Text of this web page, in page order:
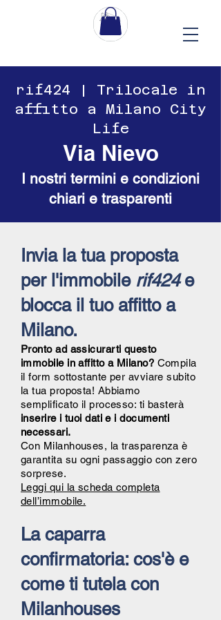
​​rif424 | Trilocale in
affitto a Milano City
Life
Via Nievo
I nostri termini e condizioni
chiari e trasparenti
Invia la tua proposta
per l'immobile rif424e
blocca il tuo affitto a
Milano.
Pronto ad assicurarti questo
immobile in affitto a Milano? Compila
il form sottostante per avviare subito
la tua proposta! Abbiamo
semplificato il processo: ti basterà
inserire i tuoi dati e i documenti
necessari.
Con Milanhouses, la trasparenza è
garantita su ogni passaggio con zero
sorprese.
Leggi qui la scheda completa
dell’immobile.
La caparra
confirmatoria: cos'è e
come ti tutela con
Milanhouses